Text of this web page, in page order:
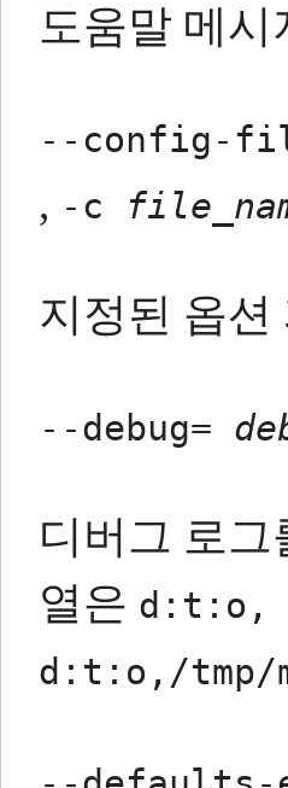
도움말 메
--config-
, -c
지정된 옵션
--debug=
디버그 로
열은 d:t:o,
d:t:o,/tmp/